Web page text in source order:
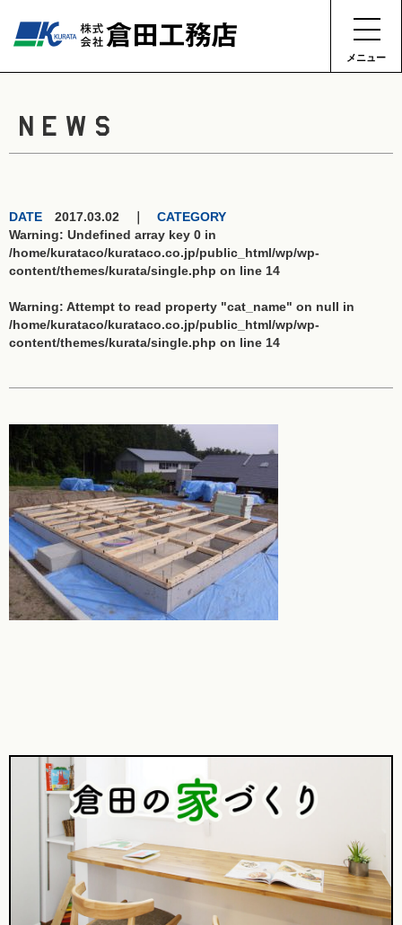
メニュー
NEWS
DATE 2017.03.02 ｜ CATEGORY
Warning: Undefined array key 0 in
/home/kurataco/kurataco.co.jp/public_html/wp/wp-
content/themes/kurata/single.php on line 14
Warning: Attempt to read property "cat_name" on null in
/home/kurataco/kurataco.co.jp/public_html/wp/wp-
content/themes/kurata/single.php on line 14